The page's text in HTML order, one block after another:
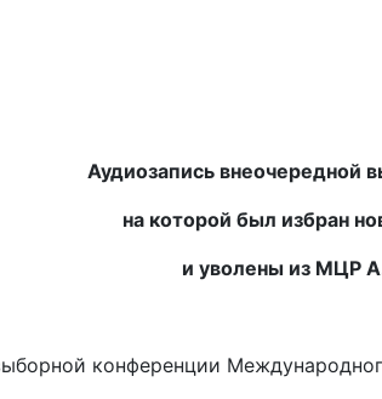
Аудиозапись внеочередной
на которой был избран
и уволены из МЦР
конференции